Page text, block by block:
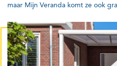
maar Mijn Veranda komt ze ook